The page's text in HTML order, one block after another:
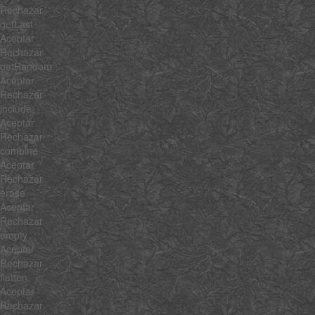
Rechazar
getLast
Aceptar
Rechazar
getRandom
Aceptar
Rechazar
include
Aceptar
Rechazar
combine
Aceptar
Rechazar
erase
Aceptar
Rechazar
empty
Aceptar
Rechazar
flatten
Aceptar
Rechazar